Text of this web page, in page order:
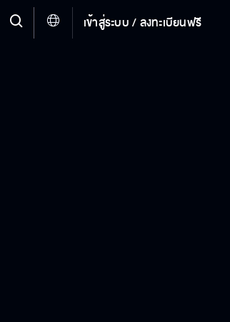
เข้าสู่ระบบ / ลงทะเบียนฟรี